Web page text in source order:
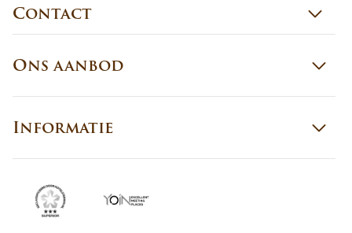
Contact
Ons aanbod
Informatie